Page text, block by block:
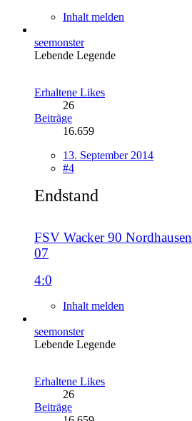
Inhalt melden
seemonster
Lebende Legende
Erhaltene Likes
26
Beiträge
16.659
13. September 2014
#4
Endstand
FSV Wacker 90 Nordhausen
07
4:0
Inhalt melden
seemonster
Lebende Legende
Erhaltene Likes
26
Beiträge